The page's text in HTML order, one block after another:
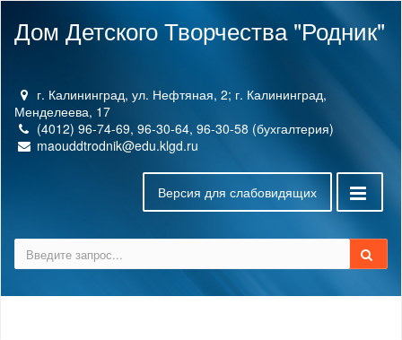
Дом Детского Творчества "Родник"
г. Калининград, ул. Нефтяная, 2; г. Калининград,
Менделеева, 17
(4012) 96-74-69, 96-30-64, 96-30-58 (бухгалтерия)
maouddtrodnik@edu.klgd.ru
Версия для слабовидящих